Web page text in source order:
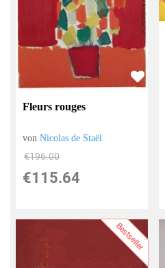
Fleurs rouges
vonNicolas de Staël
€196.00
€115.64
Bestseller